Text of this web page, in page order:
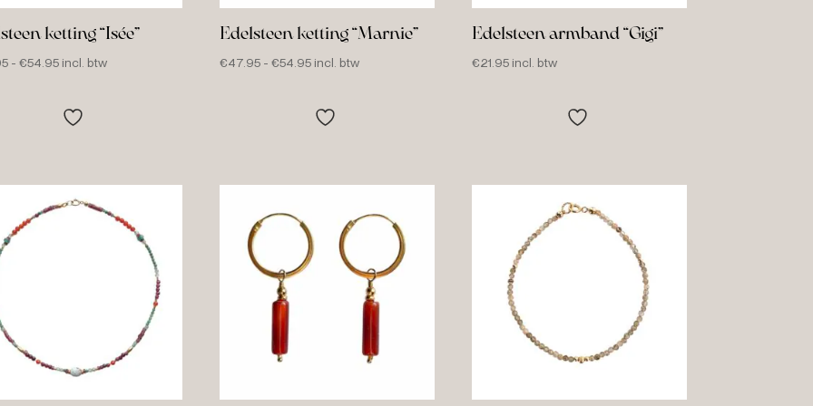
ketting “Isée”
- €54.95Prijsklasse:
tot
incl. btw
Edelsteen ketting “Marnie”
€47.95 - €54.95Prijsklasse:
tot
incl. btw
Edelsteen armband “Gigi”
€21.95 incl. btw